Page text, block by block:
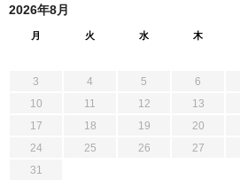
2026年8月
月 火 水 木
3
4 5 6
10
11 12 13
17
18 19 20
24
25 26 27
31